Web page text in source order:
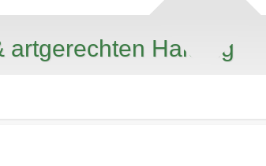
artgerechten Haltung